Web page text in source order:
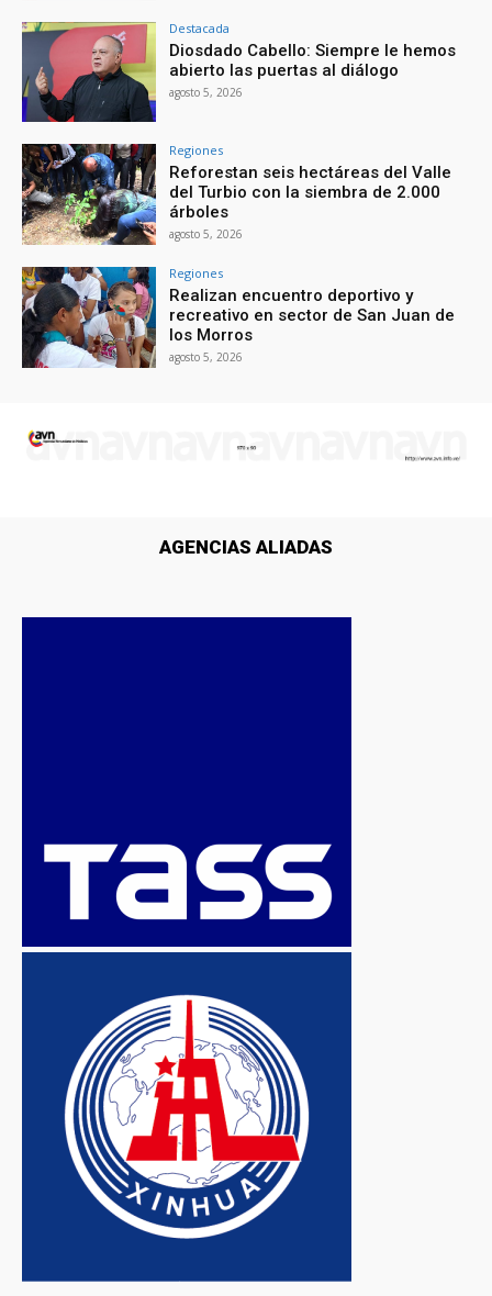
Destacada
Diosdado Cabello: Siempre le hemos
abierto las puertas al diálogo
agosto 5, 2026
Regiones
Reforestan seis hectáreas del Valle
del Turbio con la siembra de 2.000
árboles
agosto 5, 2026
Regiones
Realizan encuentro deportivo y
recreativo en sector de San Juan de
los Morros
agosto 5, 2026
AGENCIAS ALIADAS